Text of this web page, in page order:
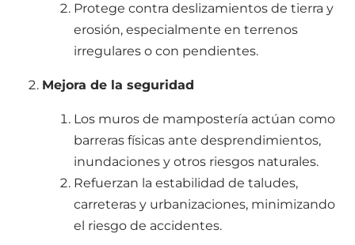
Protege contra deslizamientos de tierra y
erosión, especialmente en terrenos
irregulares o con pendientes.
Mejora de la seguridad
Los muros de mampostería actúan como
barreras físicas ante desprendimientos,
inundaciones y otros riesgos naturales.
Refuerzan la estabilidad de taludes,
carreteras y urbanizaciones, minimizando
el riesgo de accidentes.